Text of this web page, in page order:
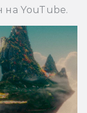
YouTube.